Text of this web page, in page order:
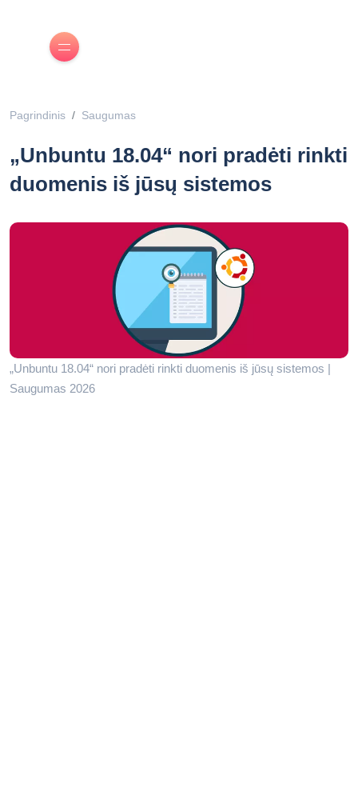
Pagrindinis Saugumas
„Unbuntu 18.04“ nori pradėti rinkti
duomenis iš jūsų sistemos
„Unbuntu 18.04“ nori pradėti rinkti duomenis iš jūsų sistemos |
Saugumas 2026